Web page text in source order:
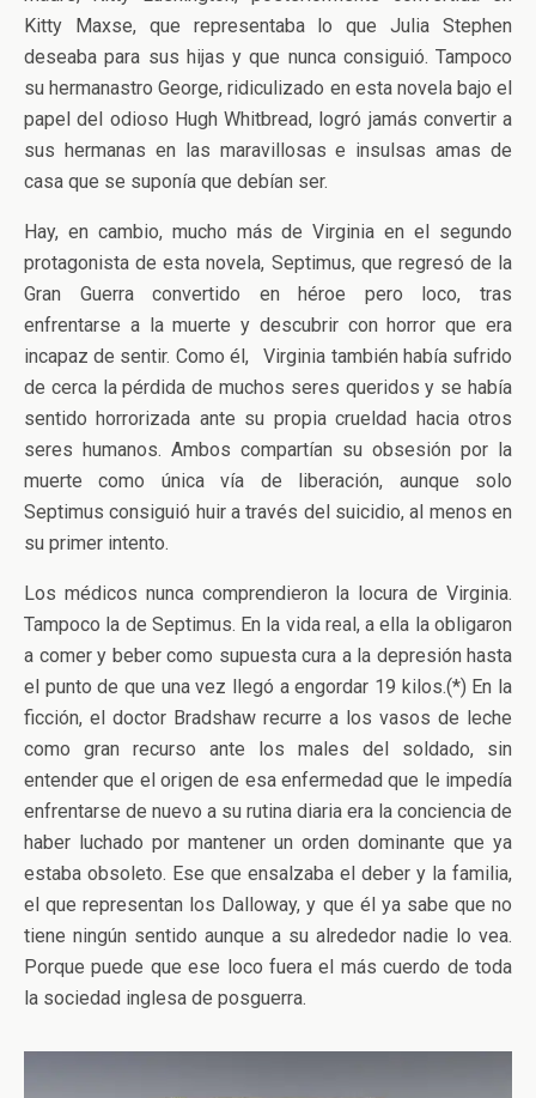
Kitty Maxse, que representaba lo que Julia Stephen
deseaba para sus hijas y que nunca consiguió. Tampoco
su hermanastro George, ridiculizado en esta novela bajo el
papel del odioso Hugh Whitbread, logró jamás convertir a
sus hermanas en las maravillosas e insulsas amas de
casa que se suponía que debían ser.
Hay, en cambio, mucho más de Virginia en el segundo
protagonista de esta novela, Septimus, que regresó de la
Gran Guerra convertido en héroe pero loco, tras
enfrentarse a la muerte y descubrir con horror que era
incapaz de sentir. Como él, Virginia también había sufrido
de cerca la pérdida de muchos seres queridos y se había
sentido horrorizada ante su propia crueldad hacia otros
seres humanos. Ambos compartían su obsesión por la
muerte como única vía de liberación, aunque solo
Septimus consiguió huir a través del suicidio, al menos en
su primer intento.
Los médicos nunca comprendieron la locura de Virginia.
Tampoco la de Septimus. En la vida real, a ella la obligaron
a comer y beber como supuesta cura a la depresión hasta
el punto de que una vez llegó a engordar 19 kilos.(*) En la
ficción, el doctor Bradshaw recurre a los vasos de leche
como gran recurso ante los males del soldado, sin
entender que el origen de esa enfermedad que le impedía
enfrentarse de nuevo a su rutina diaria era la conciencia de
haber luchado por mantener un orden dominante que ya
estaba obsoleto. Ese que ensalzaba el deber y la familia,
el que representan los Dalloway, y que él ya sabe que no
tiene ningún sentido aunque a su alrededor nadie lo vea.
Porque puede que ese loco fuera el más cuerdo de toda
la sociedad inglesa de posguerra.